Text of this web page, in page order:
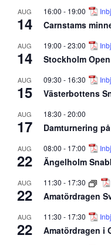
AUG
14
16:00 - 19:00
Carnstams
AUG
14
19:00 -23:00
Stockholm Open
AUG
15
09:30 - 16:30
Västerbottens
AUG
17
18:30 -20:00
Damturnering
AUG
22
08:00 - 17:00
Ängelholm
AUG
22
11:30 - 17:30
Amatördragen
AUG
22
11:30 - 17:30
Amatördragen i